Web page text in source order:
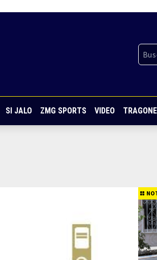
SI JALO ZMG SPORTS VIDEO